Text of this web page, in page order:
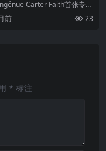
96kHz 24bit
Carter Faith首张专辑
Valley...
前 23
* 标注